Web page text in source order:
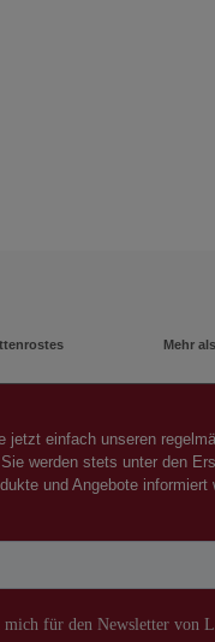
Mehr
jetzt einfach unseren
werden stets unter den
und Angebote informiert